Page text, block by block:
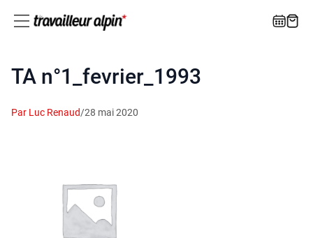
TA n°1_fevrier_1993
Par Luc Renaud/28 mai 2020